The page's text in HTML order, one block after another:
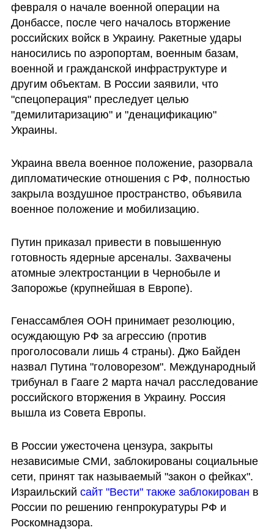
февраля о начале военной операции на
Донбассе, после чего началось вторжение
российских войск в Украину. Ракетные удары
наносились по аэропортам, военным базам,
военной и гражданской инфраструктуре и
другим объектам. В России заявили, что
"спецоперация" преследует целью
"демилитаризацию" и "денацификацию"
Украины.
Украина ввела военное положение, разорвала
дипломатические отношения с РФ, полностью
закрыла воздушное пространство, объявила
военное положение и мобилизацию.
Путин приказал привести в повышенную
готовность ядерные арсеналы. Захвачены
атомные электростанции в Чернобыле и
Запорожье (крупнейшая в Европе).
Генассамблея ООН принимает резолюцию,
осуждающую РФ за агрессию (против
проголосовали лишь 4 страны). Джо Байден
назвал Путина "головорезом". Международный
трибунал в Гааге 2 марта начал расследование
российского вторжения в Украину. Россия
вышла из Совета Европы.
В России ужесточена цензура, закрыты
независимые СМИ, заблокированы социальные
сети, принят так называемый "закон о фейках".
Израильский сайт "Вести" также заблокирован в
России по решению генпрокуратуры РФ и
Роскомнадзора.